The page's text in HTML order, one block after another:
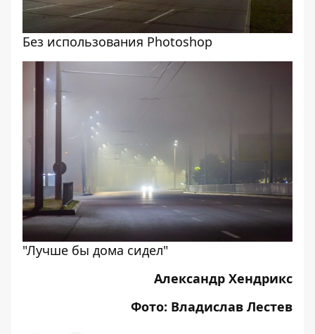
Без использования Photoshop
"Лучше бы дома сидел"
Александр Хендрикс
Фото: Владислав Лестев